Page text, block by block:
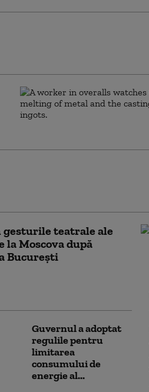
gesturile teatrale ale
la Moscova după
București
Guvernul a adoptat
regulile pentru
limitarea
consumului de
energie al...